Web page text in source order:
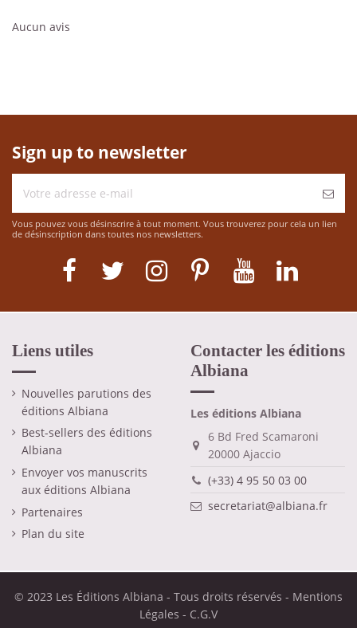
Aucun avis
Sign up to newsletter
Vous pouvez vous désinscrire à tout moment. Vous trouverez pour cela un lien
de désinscription dans toutes nos newsletters.
Liens utiles
Nouvelles parutions des
éditions Albiana
Best-sellers des éditions
Albiana
Envoyer vos manuscrits
aux éditions Albiana
Partenaires
Plan du site
Contacter les éditions
Albiana
Les éditions Albiana
6 Bd Fred Scamaroni
20000 Ajaccio
(+33) 4 95 50 03 00
secretariat@albiana.fr
© 2023 Les Éditions Albiana - Tous droits réservés - Mentions
Légales - C.G.V